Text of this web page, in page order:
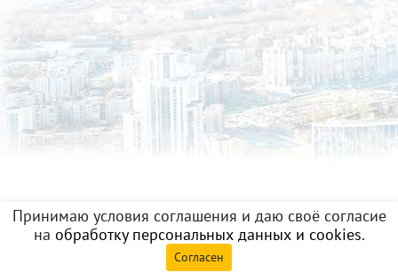
Принимаю условия соглашения и даю своё согласие
на обработку персональных данных и cookies.
Согласен